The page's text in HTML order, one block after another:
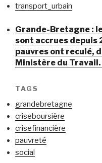
transport_urbain
Grande-Bretagne :
sont accrues depuis
pauvres ont reculé,
Ministère du
TAGS
grandebretagne
criseboursière
crisefinancière
pauvreté
social